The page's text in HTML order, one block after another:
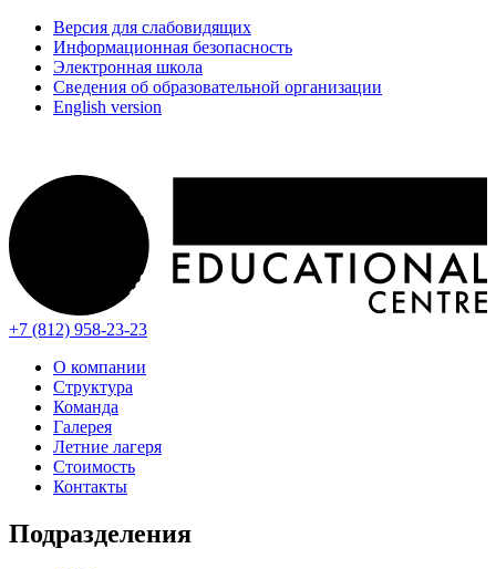
Версия для слабовидящих
Информационная безопасность
Электронная школа
Сведения об образовательной организации
English version
+7 (812) 958-23-23
О компании
Структура
Команда
Галерея
Летние лагеря
Стоимость
Контакты
Подразделения